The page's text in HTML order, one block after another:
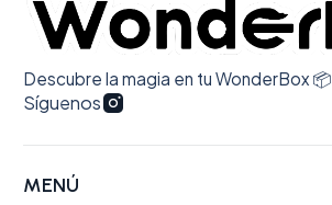
Descubre la magia en tu WonderBox 📦
Síguenos
MENÚ